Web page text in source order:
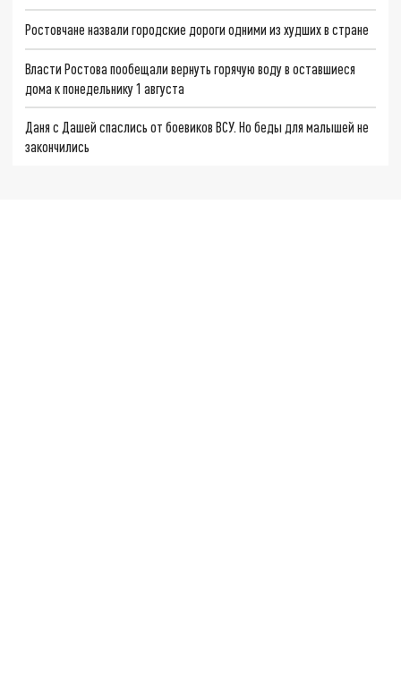
Ростовчане назвали городские дороги одними из худших в стране
Власти Ростова пообещали вернуть горячую воду в оставшиеся
дома к понедельнику 1 августа
Даня с Дашей спаслись от боевиков ВСУ. Но беды для малышей не
закончились